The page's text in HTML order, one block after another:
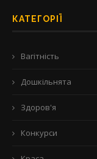
КАТЕГОРІЇ
Вагітність
Дошкільнята
Здоров'я
Конкурси